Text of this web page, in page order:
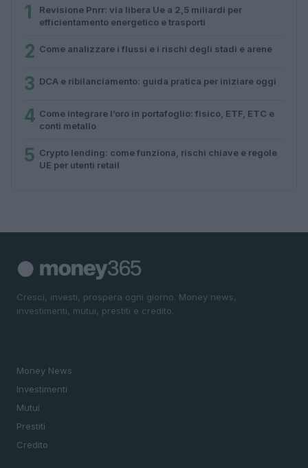
1
Revisione Pnrr: via libera Ue a 2,5 miliardi per
efficientamento energetico e trasporti
2 Come analizzare i flussi e i rischi degli stadi e arene
3 DCA e ribilanciamento: guida pratica per iniziare oggi
4 Come integrare l’oro in portafoglio: fisico, ETF, ETC e
conti metallo
5 Crypto lending: come funziona, rischi chiave e regole
UE per utenti retail
Cresci, investi, prospera ogni giorno. Money news,
investimenti, mutui, prestiti e credito.
Money News
Investimenti
Mutui
Prestiti
Credito